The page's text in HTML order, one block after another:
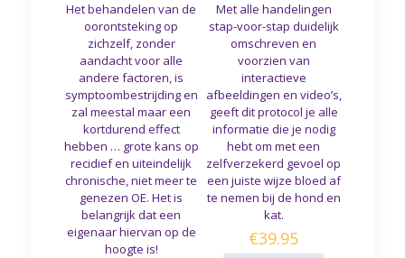
Het behandelen van de
oorontsteking op
zichzelf, zonder
aandacht voor alle
andere factoren, is
symptoombestrijding en
zal meestal maar een
kortdurend effect
hebben … grote kans op
recidief en uiteindelijk
chronische, niet meer te
genezen OE. Het is
belangrijk dat een
eigenaar hiervan op de
hoogte is!
Met alle handelingen
stap-voor-stap duidelijk
omschreven en
voorzien van
interactieve
afbeeldingen en video’s,
geeft dit protocol je alle
informatie die je nodig
hebt om met een
zelfverzekerd gevoel op
een juiste wijze bloed af
te nemen bij de hond en
kat.
€39.95